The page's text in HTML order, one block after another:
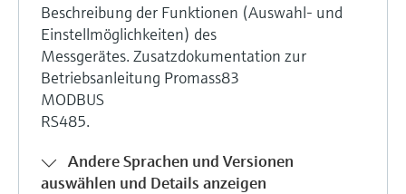
Beschreibung der Funktionen (Auswahl- und
Einstellmöglichkeiten) des
Messgerätes. Zusatzdokumentation zur
Betriebsanleitung Promass83
MODBUS
RS485.
Andere Sprachen und Versionen
auswählen und Details anzeigen